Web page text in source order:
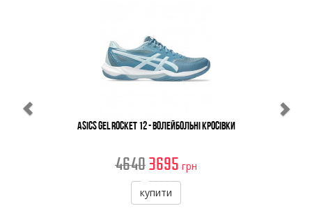
Asics Gel Rocket 12 - Волейбольні Кросівки
46403695 грн
купити